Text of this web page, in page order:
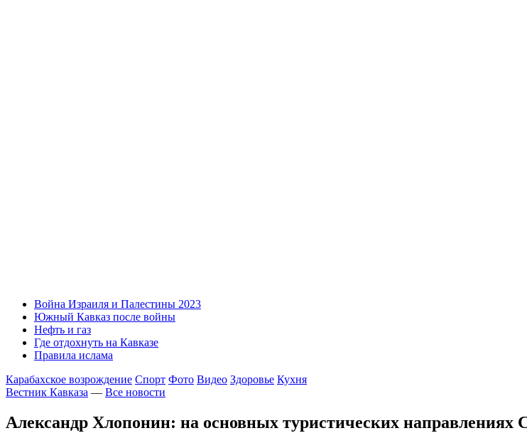
Война Израиля и Палестины 2023
Южный Кавказ после войны
Нефть и газ
Где отдохнуть на Кавказе
Правила ислама
Карабахское возрождение Спорт Фото Видео Здоровье Кухня
Вестник Кавказа — Все новости
Александр Хлопонин: на основных туристических направлениях